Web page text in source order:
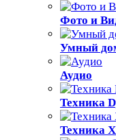
Фото и
Умный
Аудио
Техника
Техника